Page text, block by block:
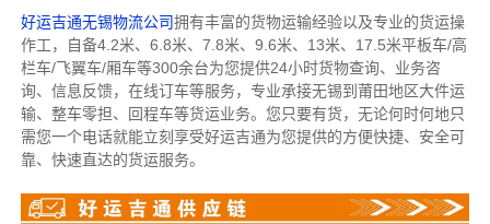
好运吉通无锡物流公司拥有丰富的货物运输经验以及专业的货运操
作工，自备4.2米、6.8米、7.8米、9.6米、13米、17.5米平板车/高
栏车/飞翼车/厢车等300余台为您提供24小时货物查询、业务咨
询、信息反馈，在线订车等服务， 专业承接无锡到莆田地区大件运
输、整车零担、回程车等货运业务。 您只要有货，无论何时何地只
需您一个电话就能立刻享受好运吉通为您提供的方便快捷、安全可
靠、快速直达的货运服务。